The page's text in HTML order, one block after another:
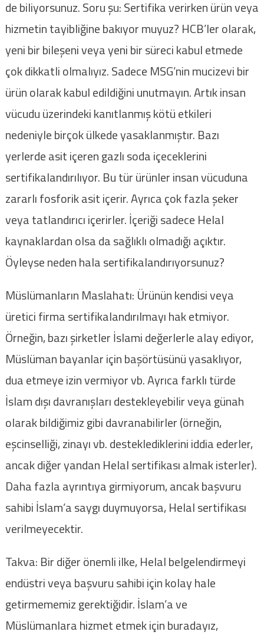
de biliyorsunuz. Soru şu: Sertifika verirken ürün veya
hizmetin tayibliğine bakıyor muyuz? HCB’ler olarak,
yeni bir bileşeni veya yeni bir süreci kabul etmede
çok dikkatli olmalıyız. Sadece MSG’nin mucizevi bir
ürün olarak kabul edildiğini unutmayın. Artık insan
vücudu üzerindeki kanıtlanmış kötü etkileri
nedeniyle birçok ülkede yasaklanmıştır. Bazı
yerlerde asit içeren gazlı soda içeceklerini
sertifikalandırılıyor. Bu tür ürünler insan vücuduna
zararlı fosforik asit içerir. Ayrıca çok fazla şeker
veya tatlandırıcı içerirler. İçeriği sadece Helal
kaynaklardan olsa da sağlıklı olmadığı açıktır.
Öyleyse neden hala sertifikalandırıyorsunuz?
Müslümanların Maslahatı: Ürünün kendisi veya
üretici firma sertifikalandırılmayı hak etmiyor.
Örneğin, bazı şirketler İslami değerlerle alay ediyor,
Müslüman bayanlar için başörtüsünü yasaklıyor,
dua etmeye izin vermiyor vb. Ayrıca farklı türde
İslam dışı davranışları destekleyebilir veya günah
olarak bildiğimiz gibi davranabilirler (örneğin,
eşcinselliği, zinayı vb. desteklediklerini iddia ederler,
ancak diğer yandan Helal sertifikası almak isterler).
Daha fazla ayrıntıya girmiyorum, ancak başvuru
sahibi İslam’a saygı duymuyorsa, Helal sertifikası
verilmeyecektir.
Takva: Bir diğer önemli ilke, Helal belgelendirmeyi
endüstri veya başvuru sahibi için kolay hale
getirmememiz gerektiğidir. İslam’a ve
Müslümanlara hizmet etmek için buradayız,